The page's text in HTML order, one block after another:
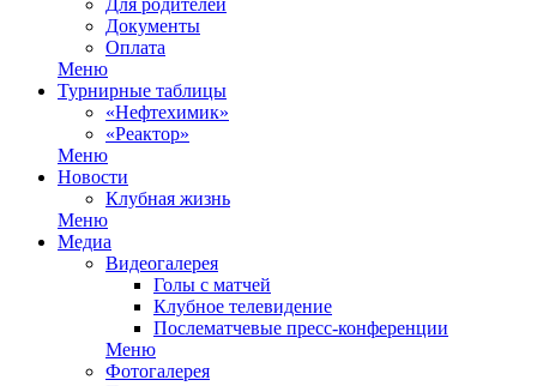
Для родителей
Документы
Оплата
Меню
Турнирные таблицы
«Нефтехимик»
«Реактор»
Меню
Новости
Клубная жизнь
Меню
Медиа
Видеогалерея
Голы с матчей
Клубное телевидение
Послематчевые пресс-конференции
Меню
Фотогалерея